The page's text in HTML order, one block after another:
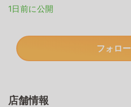
1日前に公開
フォロー
店舗情報